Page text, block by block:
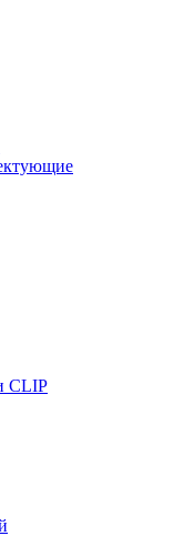
CLIP